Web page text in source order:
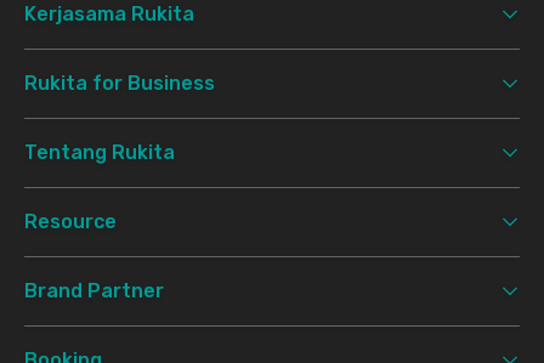
Kerjasama Rukita
Rukita for Business
Tentang Rukita
Resource
Brand Partner